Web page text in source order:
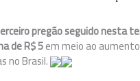
pregão seguido nesta
de R$ 5em meio ao
no Brasil.